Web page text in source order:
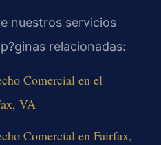
nuestros servicios
relacionadas:
Comercial en el
VA
Comercial en Fairfax,